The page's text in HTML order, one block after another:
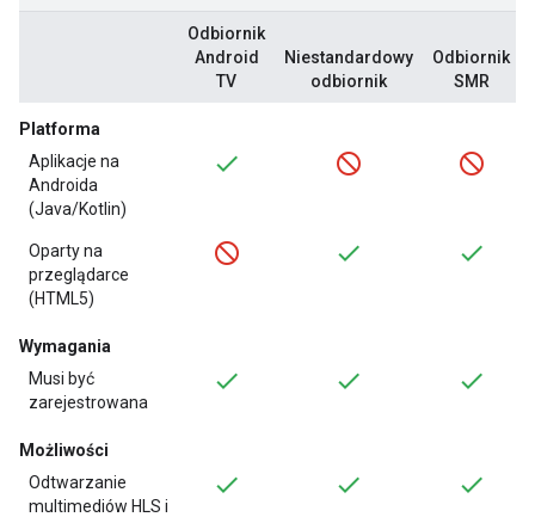
Odbiornik
Android
TV
Niestandardowy
odbiornik
Odbiornik
SMR
Platforma
Aplikacje na
Androida
(Java/Kotlin)
Oparty na
przeglądarce
(HTML5)
Wymagania
Musi być
zarejestrowana
Możliwości
Odtwarzanie
multimediów HLS i